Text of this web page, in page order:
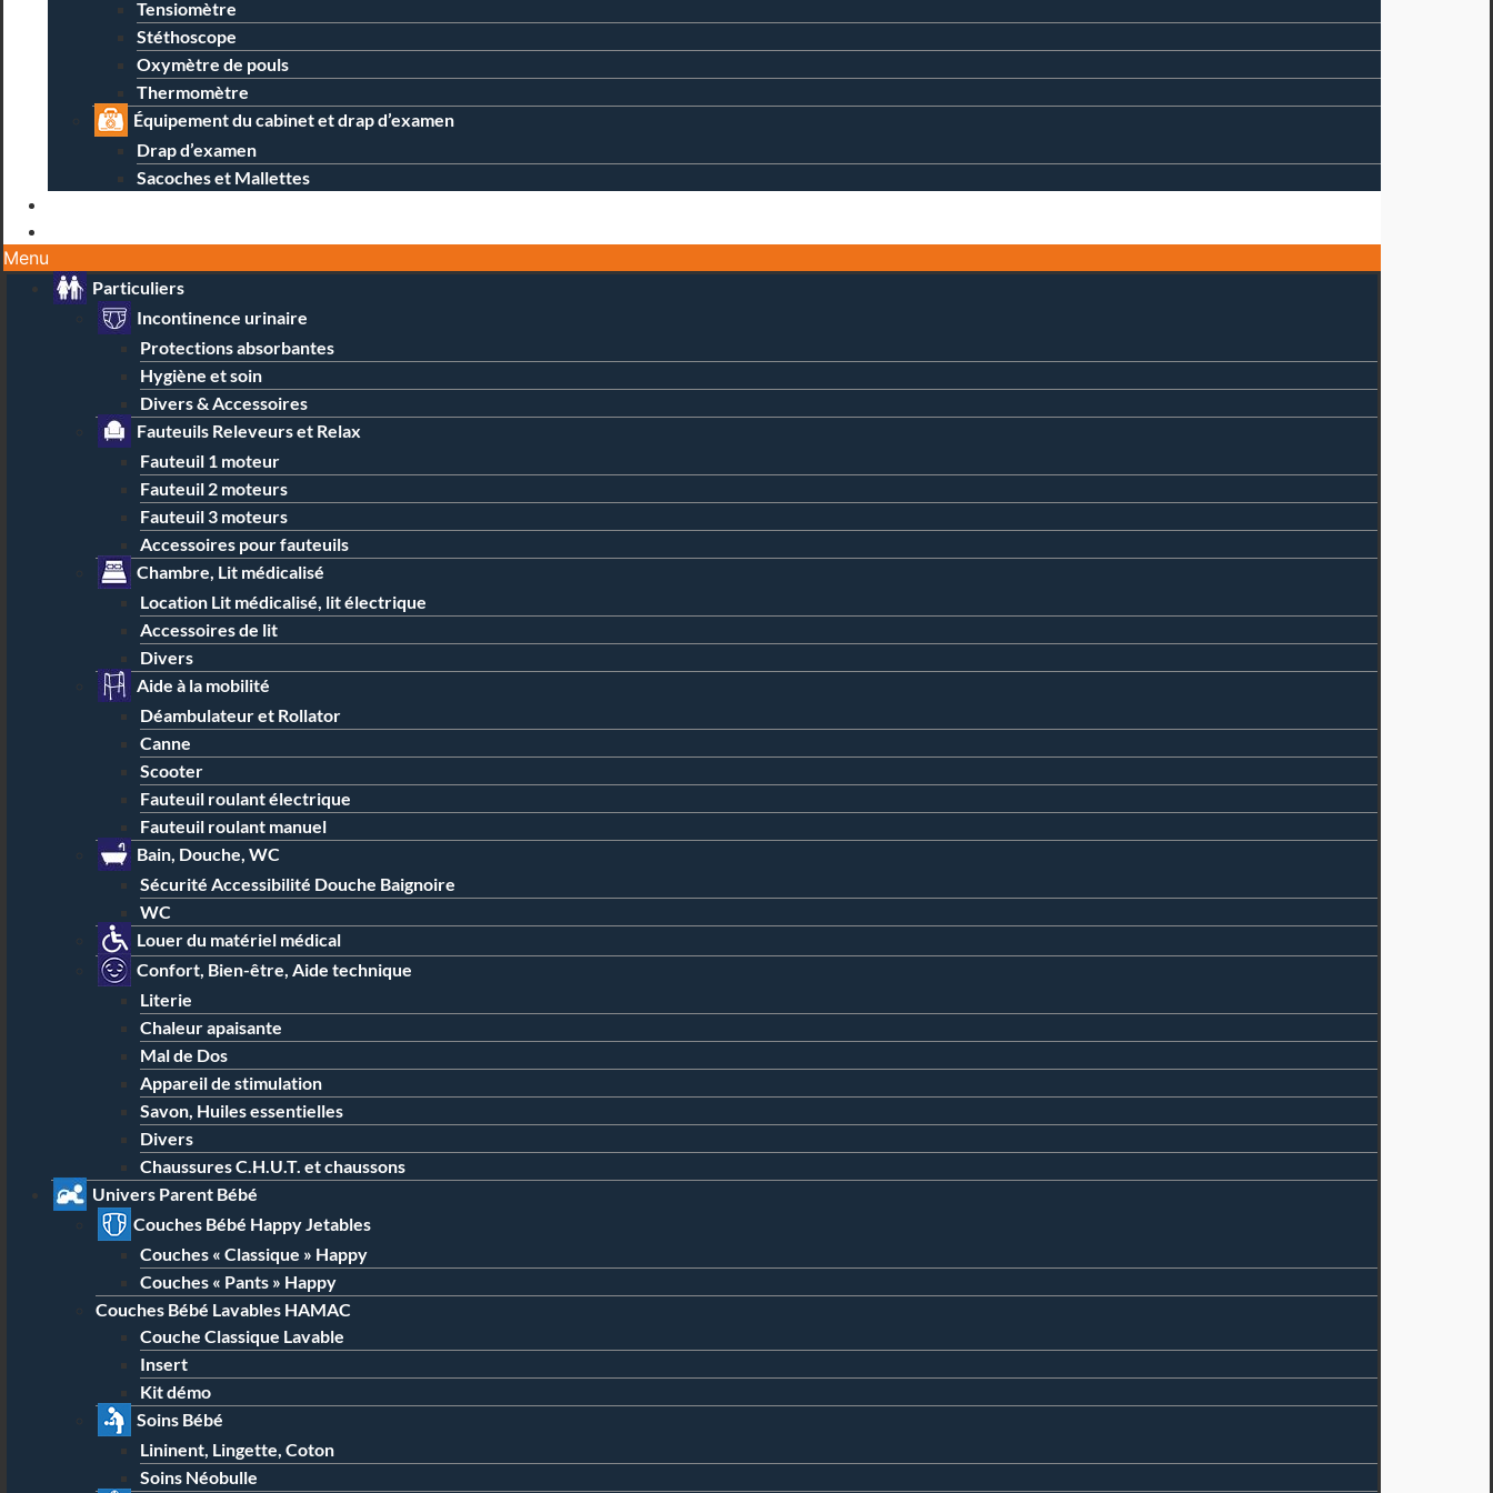
Tensiomètre
Stéthoscope
Oxymètre de pouls
Thermomètre
Équipement du cabinet et drap d’examen
Drap d’examen
Sacoches et Mallettes
Menu
Particuliers
Incontinence urinaire
Protections absorbantes
Hygiène et soin
Divers & Accessoires
Fauteuils Releveurs et Relax
Fauteuil 1 moteur
Fauteuil 2 moteurs
Fauteuil 3 moteurs
Accessoires pour fauteuils
Chambre, Lit médicalisé
Location Lit médicalisé, lit électrique
Accessoires de lit
Divers
Aide à la mobilité
Déambulateur et Rollator
Canne
Scooter
Fauteuil roulant électrique
Fauteuil roulant manuel
Bain, Douche, WC
Sécurité Accessibilité Douche Baignoire
WC
Louer du matériel médical
Confort, Bien-être, Aide technique
Literie
Chaleur apaisante
Mal de Dos
Appareil de stimulation
Savon, Huiles essentielles
Divers
Chaussures C.H.U.T. et chaussons
Univers Parent Bébé
Couches Bébé Happy Jetables
Couches « Classique » Happy
Couches « Pants » Happy
Couches Bébé Lavables HAMAC
Couche Classique Lavable
Insert
Kit démo
Soins Bébé
Lininent, Lingette, Coton
Soins Néobulle